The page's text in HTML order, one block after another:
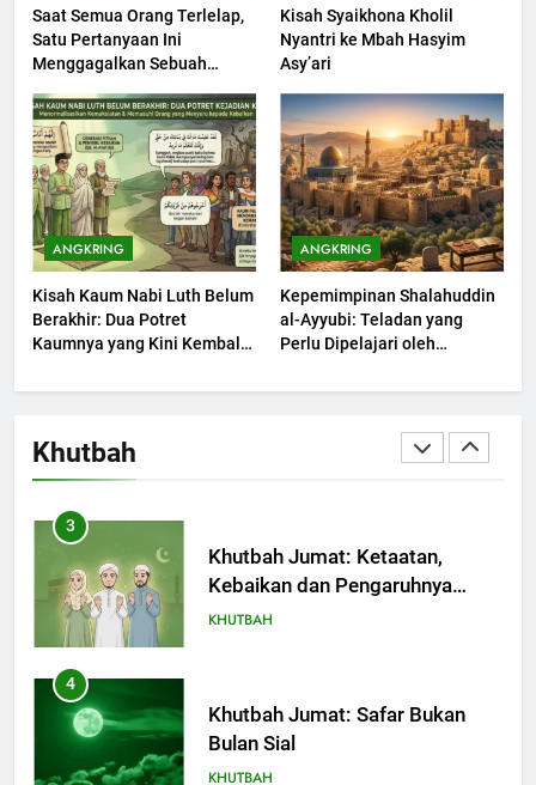
Saat Semua Orang Terlelap,
Satu Pertanyaan Ini
Menggagalkan Sebuah
Kisah Syaikhona Kholil
Nyantri ke Mbah Hasyim
Asy’ari
ANGKRING
Kisah Kaum Nabi Luth Belum
Berakhir: Dua Potret
Kaumnya yang Kini Kembali
ANGKRING
Kepemimpinan Shalahuddin
al-Ayyubi: Teladan yang
Perlu Dipelajari oleh
(2)
Khutbah
203
Muharram Bulan Bersejarah
KHUTBAH
1
Khutbah Jumat: Mengapa Orang
Dengki Tak Akan Pernah
Berjaya?
KHUTBAH
Khutbah Jumat: Melihat
Limpahan Nikmat Allah
3
Khutbah Jumat: Ketaatan,
Kebaikan dan Pengaruhnya
dalam Jiwa Manusia
KHUTBAH
4
Khutbah Jumat: Safar Bukan
Bulan Sial
KHUTBAH